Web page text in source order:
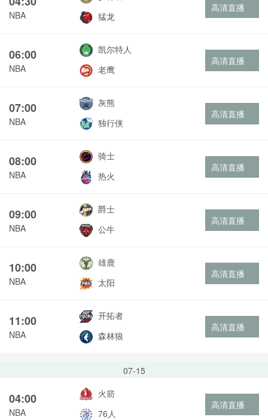
NBA
猛龙
高清直播
06:00
NBA
凯尔特人
老鹰
高清直播
07:00
NBA
灰熊
独行侠
高清直播
08:00
NBA
骑士
热火
高清直播
09:00
NBA
爵士
公牛
高清直播
10:00
NBA
雄鹿
太阳
高清直播
11:00
NBA
开拓者
森林狼
高清直播
07-15
04:00
NBA
火箭
76人
高清直播